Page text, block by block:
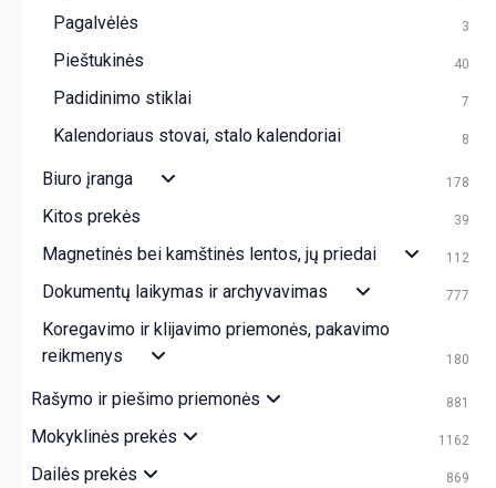
Pagalvėlės 3
Pieštukinės 40
Padidinimo stiklai 7
Kalendoriaus stovai, stalo kalendoriai 8
Biuro įranga 178
Kitos prekės 39
Magnetinės bei kamštinės lentos, jų priedai 112
Dokumentų laikymas ir archyvavimas 777
Koregavimo ir klijavimo priemonės, pakavimo
reikmenys
180
Rašymo ir piešimo priemonės 881
Mokyklinės prekės 1162
Dailės prekės 869